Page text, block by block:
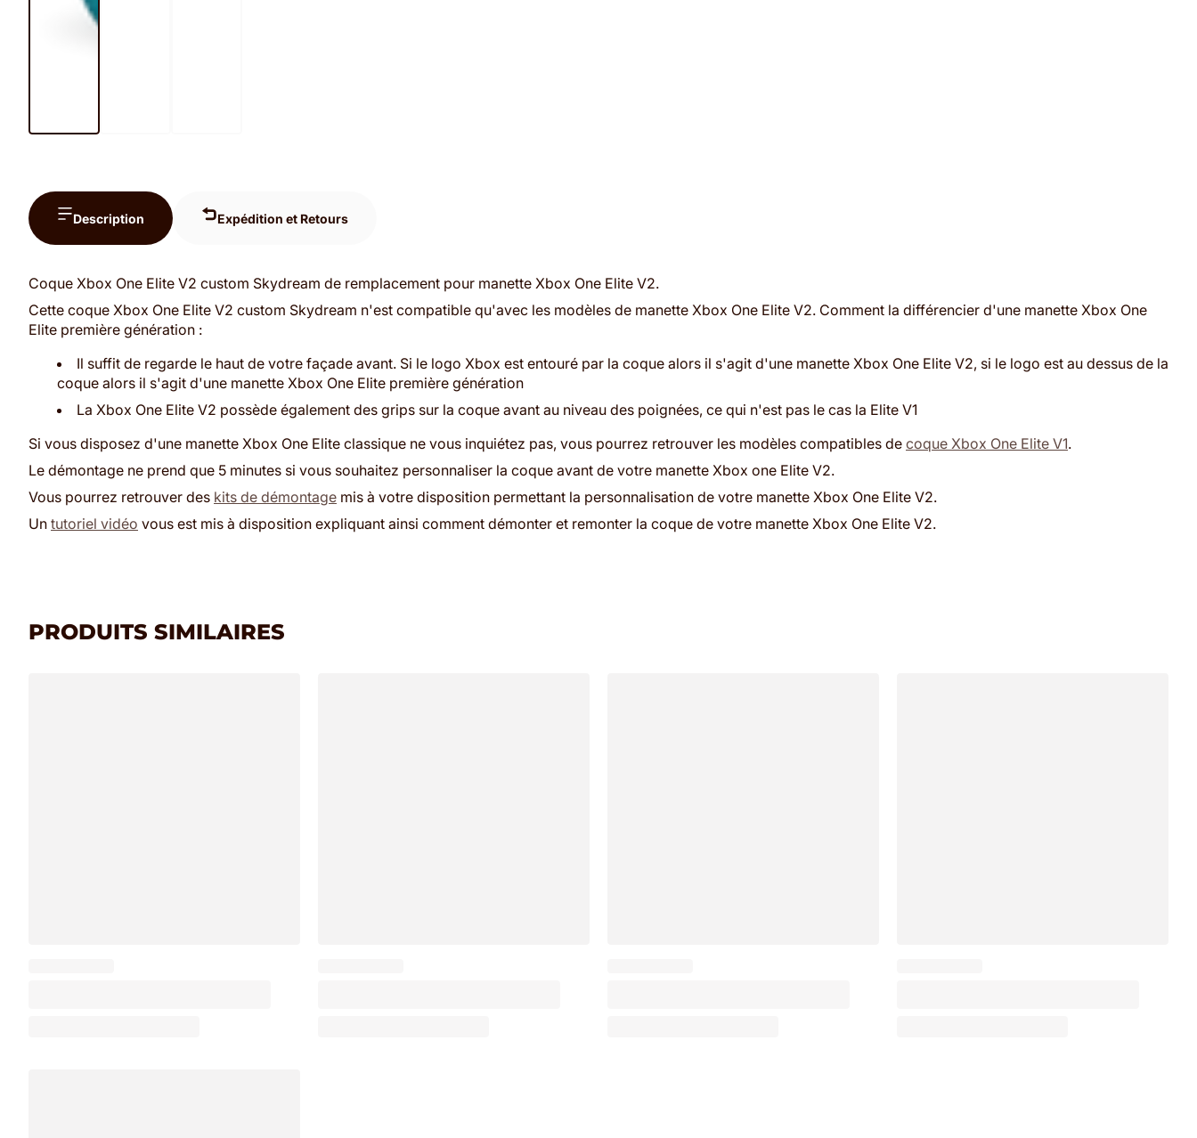
Description Expédition et Retours
Coque Xbox One Elite V2 custom Skydream de remplacement pour manette Xbox One Elite V2.
Cette coque Xbox One Elite V2 custom Skydream n'est compatible qu'avec les modèles de manette Xbox One Elite V2. Comment la différencier d'une manette Xbox One
Elite première génération :
Il suffit de regarde le haut de votre façade avant. Si le logo Xbox est entouré par la coque alors il s'agit d'une manette Xbox One Elite V2, si le logo est au dessus de la
coque alors il s'agit d'une manette Xbox One Elite première génération
La Xbox One Elite V2 possède également des grips sur la coque avant au niveau des poignées, ce qui n'est pas le cas la Elite V1
Si vous disposez d'une manette Xbox One Elite classique ne vous inquiétez pas, vous pourrez retrouver les modèles compatibles de coque Xbox One Elite V1.
Le démontage ne prend que 5 minutes si vous souhaitez personnaliser la coque avant de votre manette Xbox one Elite V2.
Vous pourrez retrouver des kits de démontage mis à votre disposition permettant la personnalisation de votre manette Xbox One Elite V2.
Un tutoriel vidéo vous est mis à disposition expliquant ainsi comment démonter et remonter la coque de votre manette Xbox One Elite V2.
PRODUITS SIMILAIRES